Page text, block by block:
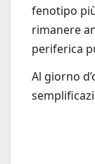
fenotipo
rimanere
periferica
Al giorno